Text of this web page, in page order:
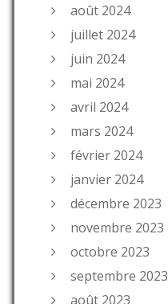
août 2024
juillet 2024
juin 2024
mai 2024
avril 2024
mars 2024
février 2024
janvier 2024
décembre 2023
novembre 2023
octobre 2023
septembre 2023
août 2023